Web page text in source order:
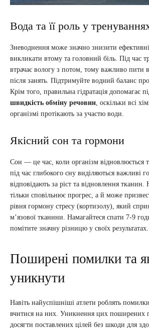
Вода та її роль у
Зневоднення може значно знизити
викликати втому та головний біль. Під час
втрачає вологу з потом, тому важливо пити
після занять. Підтримуйте водний баланс
Крім того, правильна гідратація допомагає
швидкість обміну речовин, оскільки всі
організмі протікають за участю води.
Якісний сон та гормони
Сон — це час, коли організм відновлюється
під час глибокого сну виділяються важливі
відповідають за ріст та відновлення
тільки сповільнює прогрес, а й може
рівня гормону стресу (кортизолу), який
м’язової тканини. Намагайтеся спати 7-9
помітите значну різницю у своїх результатах.
Поширені помилки та
уникнути
Навіть найуспішніші атлети роблять
вчитися на них. Уникнення цих поширених
досягти поставлених цілей без шкоди для